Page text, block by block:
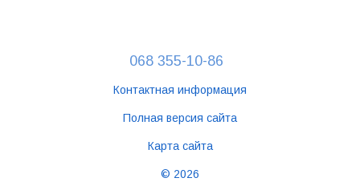
068 355-10-86
Контактная информация
Полная версия сайта
Карта сайта
© 2026